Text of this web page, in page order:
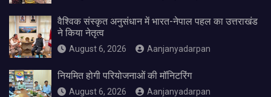
वैश्विक संस्कृत अनुसंधान में भारत-नेपाल पहल का उत्तराखंड
ने किया नेतृत्व
August 6, 2026 Aanjanyadarpan
नियमित होगी परियोजनाओं की मॉनिटरिंग
August 6, 2026 Aanjanyadarpan